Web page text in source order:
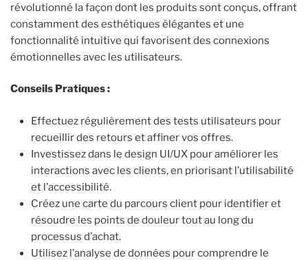
révolutionné la façon dont les produits sont conçus, offrant
constamment des esthétiques élégantes et une
fonctionnalité intuitive qui favorisent des connexions
émotionnelles avec les utilisateurs.
Conseils Pratiques :
Effectuez régulièrement des tests utilisateurs pour
recueillir des retours et affiner vos offres.
Investissez dans le design UI/UX pour améliorer les
interactions avec les clients, en priorisant l’utilisabilité
et l’accessibilité.
Créez une carte du parcours client pour identifier et
résoudre les points de douleur tout au long du
processus d’achat.
Utilisez l’analyse de données pour comprendre le